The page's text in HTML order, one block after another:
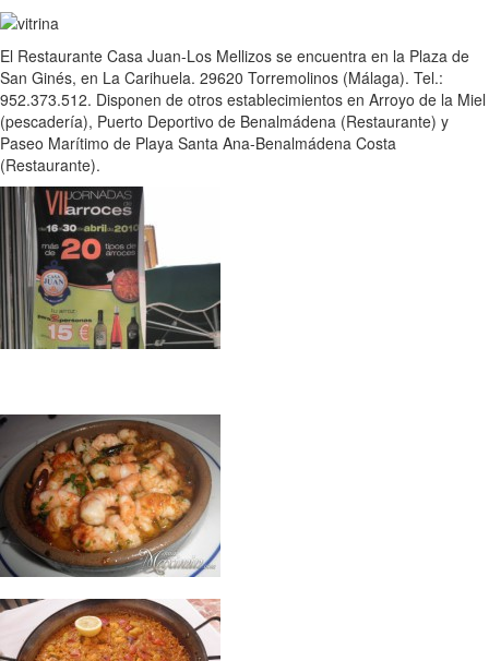
El Restaurante Casa Juan-Los Mellizos se encuentra en la Plaza de
San Ginés, en La Carihuela. 29620 Torremolinos (Málaga). Tel.:
952.373.512. Disponen de otros establecimientos en Arroyo de la Miel
(pescadería), Puerto Deportivo de Benalmádena (Restaurante) y
Paseo Marítimo de Playa Santa Ana-Benalmádena Costa
(Restaurante).